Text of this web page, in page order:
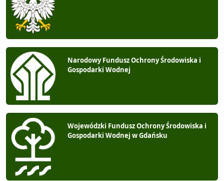
Narodowy Fundusz Ochrony Środowiska i
Gospodarki Wodnej
Wojewódzki Fundusz Ochrony Środowiska i
Gospodarki Wodnej w Gdańsku